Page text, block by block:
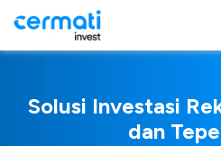
Solusi Investasi
dan